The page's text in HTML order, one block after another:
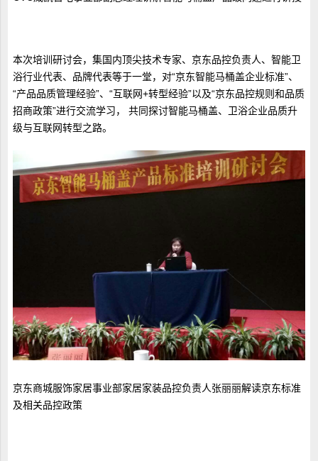
本次培训研讨会，集国内顶尖技术专家、京东品控负责人、智能卫
浴行业代表、品牌代表等于一堂，对“京东智能马桶盖企业标准”、
“产品品质管理经验”、“互联网+转型经验”以及“京东品控规则和品质
招商政策”进行交流学习， 共同探讨智能马桶盖、卫浴企业品质升
级与互联网转型之路。
京东商城服饰家居事业部家居家装品控负责人张丽丽解读京东标准
及相关品控政策